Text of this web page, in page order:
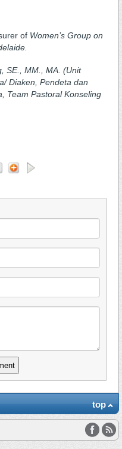
of Women’s Group on
SE., MM., MA. (Unit
Diaken, Pendeta dan
Team Pastoral Konseling
top